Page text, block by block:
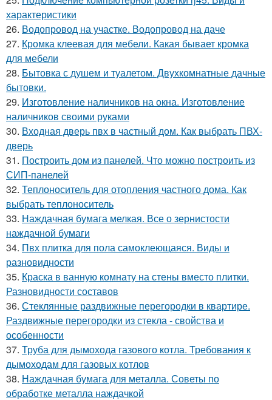
характеристики
26. Водопровод на участке. Водопровод на даче
27. Кромка клеевая для мебели. Какая бывает кромка
для мебели
28. Бытовка с душем и туалетом. Двухкомнатные дачные
бытовки.
29. Изготовление наличников на окна. Изготовление
наличников своими руками
30. Входная дверь пвх в частный дом. Как выбрать ПВХ-
дверь
31. Построить дом из панелей. Что можно построить из
СИП-панелей
32. Теплоноситель для отопления частного дома. Как
выбрать теплоноситель
33. Наждачная бумага мелкая. Все о зернистости
наждачной бумаги
34. Пвх плитка для пола самоклеющаяся. Виды и
разновидности
35. Краска в ванную комнату на стены вместо плитки.
Разновидности составов
36. Стеклянные раздвижные перегородки в квартире.
Раздвижные перегородки из стекла - свойства и
особенности
37. Труба для дымохода газового котла. Требования к
дымоходам для газовых котлов
38. Наждачная бумага для металла. Советы по
обработке металла наждачкой